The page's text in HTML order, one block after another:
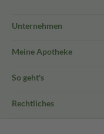
Unternehmen
Meine Apotheke
So geht's
Rechtliches